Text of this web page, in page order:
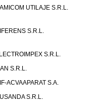
UTILAJE S.R.L.
S.R.L.
S.R.L.
S.R.L.
ACVAAPARAT S.A.
S.R.L.